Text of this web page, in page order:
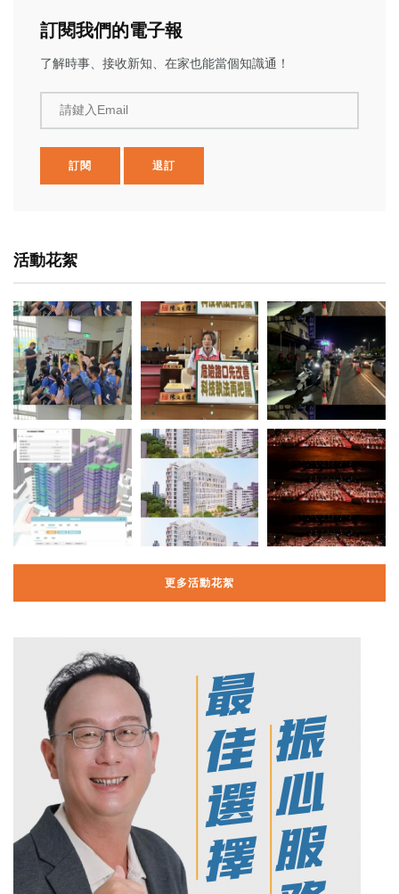
訂閱我們的電子報
了解時事、接收新知、在家也能當個知識通！
請鍵入Email
訂閱 退訂
活動花絮
更多活動花絮